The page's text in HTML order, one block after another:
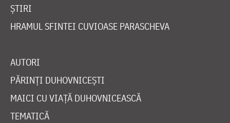
ȘTIRI
HRAMUL SFINTEI CUVIOASE PARASCHEVA
AUTORI
PĂRINȚI DUHOVNICEȘTI
MAICI CU VIAȚĂ DUHOVNICEASCĂ
TEMATICĂ